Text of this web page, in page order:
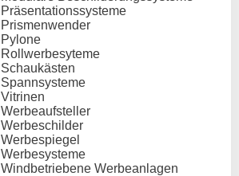
Präsentationssysteme
Prismenwender
Pylone
Rollwerbesyteme
Schaukästen
Spannsysteme
Vitrinen
Werbeaufsteller
Werbeschilder
Werbespiegel
Werbesysteme
Windbetriebene Werbeanlagen